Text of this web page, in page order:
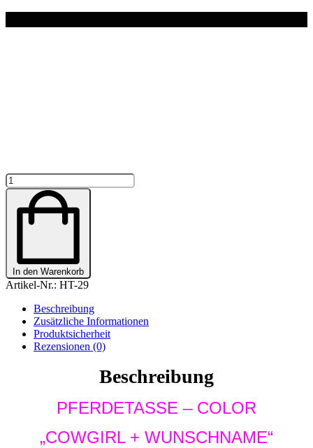
PFERDETASSE
-
COLOR
"COWGIRL
Menge
In den Warenkorb
Artikel-Nr.: HT-29
Beschreibung
Zusätzliche Informationen
Produktsicherheit
Rezensionen (0)
Beschreibung
PFERDETASSE – COLOR
„COWGIRL + WUNSCHNAME“